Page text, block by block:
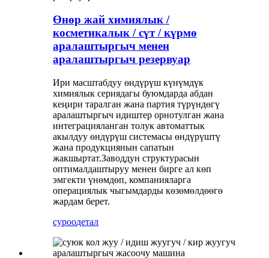
Өнөр жай химиялык /
косметикалык / сүт / күрмө
аралаштыргыч менен
аралаштыргыч резервуар
Ири масштабдуу өндүрүш күнүмдүк
химиялык сериядагы буюмдарда абдан
кеңири таралган жана партия түрүндөгү
аралаштыргыч идиштер орнотулган жана
интеграцияланган толук автоматтык
акылдуу өндүрүш системасы өндүрүштү
жана продукциянын сапатын
жакшыртат.Заводдун структурасын
оптималдаштыруу менен бирге ал көп
эмгекти үнөмдөп, компанияларга
операциялык чыгымдарды көзөмөлдөөгө
жардам берет.
суроодетал